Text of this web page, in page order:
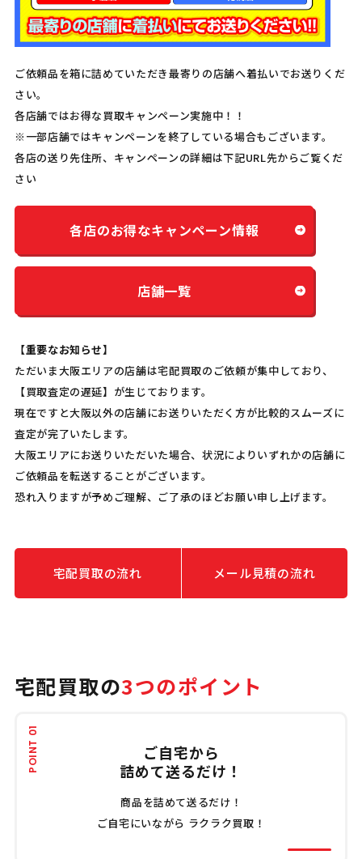
ご依頼品を箱に詰めていただき最寄りの店舗へ着払いでお送りくだ
さい。
各店舗ではお得な買取キャンペーン実施中！！
※一部店舗ではキャンペーンを終了している場合もございます。
各店の送り先住所、キャンペーンの詳細は下記URL先からご覧くだ
さい
各店のお得なキャンペーン情報
店舗一覧
【重要なお知らせ】
ただいま大阪エリアの店舗は宅配買取のご依頼が集中しており、
【買取査定の遅延】が生じております。
現在ですと大阪以外の店舗にお送りいただく方が比較的スムーズに
査定が完了いたします。
大阪エリアにお送りいただいた場合、状況によりいずれかの店舗に
ご依頼品を転送することがございます。
恐れ入りますが予めご理解、ご了承のほどお願い申し上げます。
宅配買取の流れ メール見積の流れ
宅配買取の3つのポイント
POINT 01
ご自宅から
詰めて送るだけ！
商品を詰めて送るだけ！
ご自宅にいながら ラクラク買取！